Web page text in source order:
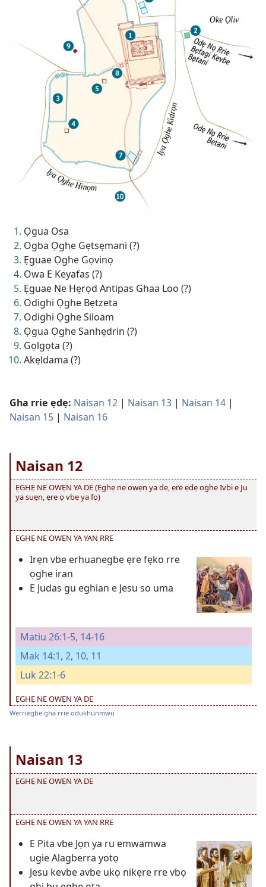
Ọgua Osa
Ogba Ọghe Gẹtsẹmani (?)
Ẹguae Ọghe Gọvinọ
Owa E Keyafas (?)
Ẹguae Ne Hẹrọd Antipas Ghaa Loo (?)
Odighi Ọghe Bẹtzeta
Odighi Ọghe Siloam
Ọgua Ọghe Sanhẹdrin (?)
Gọlgọta (?)
Akẹldama (?)
Gha rrie ẹdẹ: Naisan 12 | Naisan 13 | Naisan 14 |
Naisan 15 | Naisan 16
Naisan 12
ẸGHẸ NE OWẸN YA DE (Ẹghẹ ne owẹn ya de, ẹre ẹdẹ ọghe Ivbi e Ju
ya suẹn, ẹre ọ vbe ya fo)
ẸGHẸ NE OWẸN YA YAN RRE
Irẹn vbe erhuanegbe ẹre fẹko rre
ọghe iran
E Judas gu eghian e Jesu so uma
Matiu 26:1-5, 14-16
Mak 14:1, 2, 10, 11
Luk 22:1-6
ẸGHẸ NE OWẸN YA DE
Werriegbe gha rrie odukhunmwu
Naisan 13
ẸGHẸ NE OWẸN YA DE
ẸGHẸ NE OWẸN YA YAN RRE
E Pita vbe Jọn ya ru emwamwa
ugie Alagberra yotọ
Jesu kevbe avbe ukọ nikẹre rre vbọ